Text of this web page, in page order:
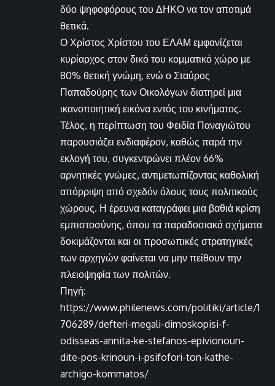
δύο ψηφοφόρους του ΔΗΚΟ να τον αποτιμά
θετικά.
Ο Χρίστος Χρίστου του ΕΛΑΜ εμφανίζεται
κυρίαρχος στον δικό του κομματικό χώρο με
80% θετική γνώμη, ενώ ο Σταύρος
Παπαδούρης των Οικολόγων διατηρεί μια
ικανοποιητική εικόνα εντός του κινήματος.
Τέλος, η περίπτωση του Φειδία Παναγιώτου
παρουσιάζει ενδιαφέρον, καθώς παρά την
εκλογή του, συγκεντρώνει πλέον 66%
αρνητικές γνώμες, αντιμετωπίζοντας καθολική
απόρριψη από σχεδόν όλους τους πολιτικούς
χώρους. Η έρευνα καταγράφει μια βαθιά κρίση
εμπιστοσύνης, όπου τα παραδοσιακά σχήματα
δοκιμάζονται και οι προσωπικές στρατηγικές
των αρχηγών φαίνεται να μην πείθουν την
πλειοψηφία των πολιτών.
Πηγή:
https://www.philenews.com/politiki/article/1
706289/defteri-megali-dimoskopisi-f-
odisseas-annita-ke-stefanos-epivionoun-
dite-pos-krinoun-i-psifofori-ton-kathe-
archigo-kommatos/